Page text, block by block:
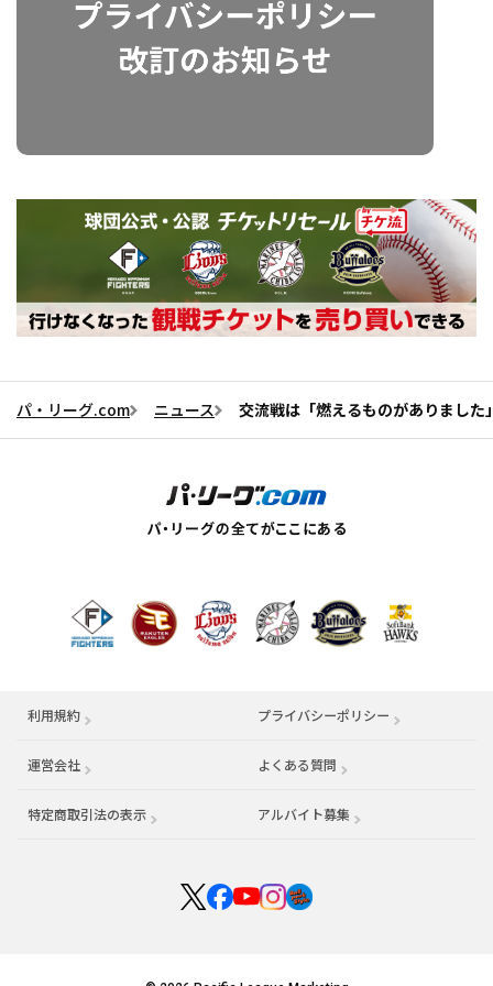
パ・リーグ.com ニュース 交流戦は「燃えるものがありまし
利用規約 プライバシーポリシー
運営会社 （別ウィンドウで開く） よくある質問
特定商取引法の表示 アルバイト募集 （別ウィンドウで開く